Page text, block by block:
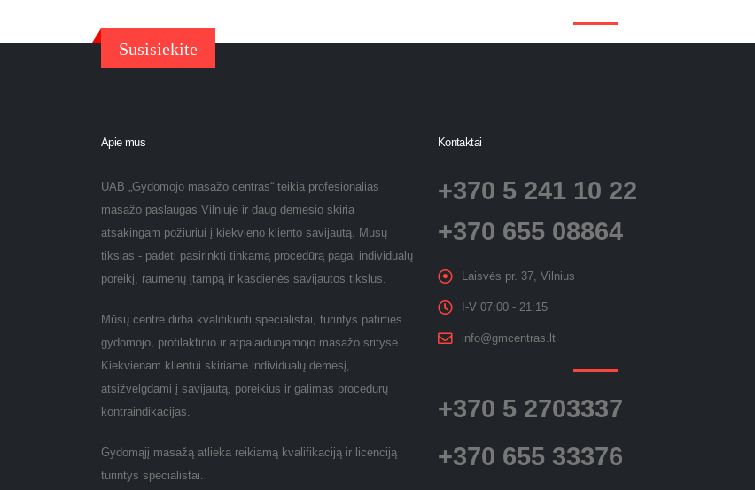
Susisiekite
Apie mus
UAB „Gydomojo masažo centras“ teikia profesionalias
masažo paslaugas Vilniuje ir daug dėmesio skiria
atsakingam požiūriui į kiekvieno kliento savijautą. Mūsų
tikslas - padėti pasirinkti tinkamą procedūrą pagal individualų
poreikį, raumenų įtampą ir kasdienės savijautos tikslus.
Mūsų centre dirba kvalifikuoti specialistai, turintys patirties
gydomojo, profilaktinio ir atpalaiduojamojo masažo srityse.
Kiekvienam klientui skiriame individualų dėmesį,
atsižvelgdami į savijautą, poreikius ir galimas procedūrų
kontraindikacijas.
Gydomąjį masažą atlieka reikiamą kvalifikaciją ir licenciją
turintys specialistai.
Kontaktai
+370 5 241 10 22
+370 655 08864
Laisvės pr. 37, Vilnius
I-V 07:00 - 21:15
info@gmcentras.lt
+370 5 2703337
+370 655 33376